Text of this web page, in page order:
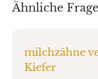
Ähnliche
milchzähne
Kiefer